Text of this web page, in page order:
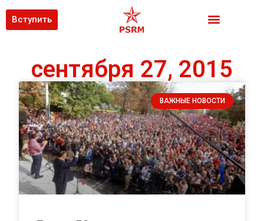
Вступить
сентября 27, 2015
ВАЖНЫЕ НОВОСТИ